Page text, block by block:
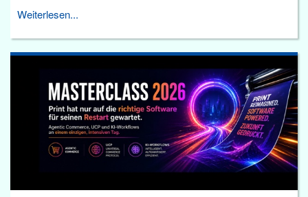
Weiterlesen...